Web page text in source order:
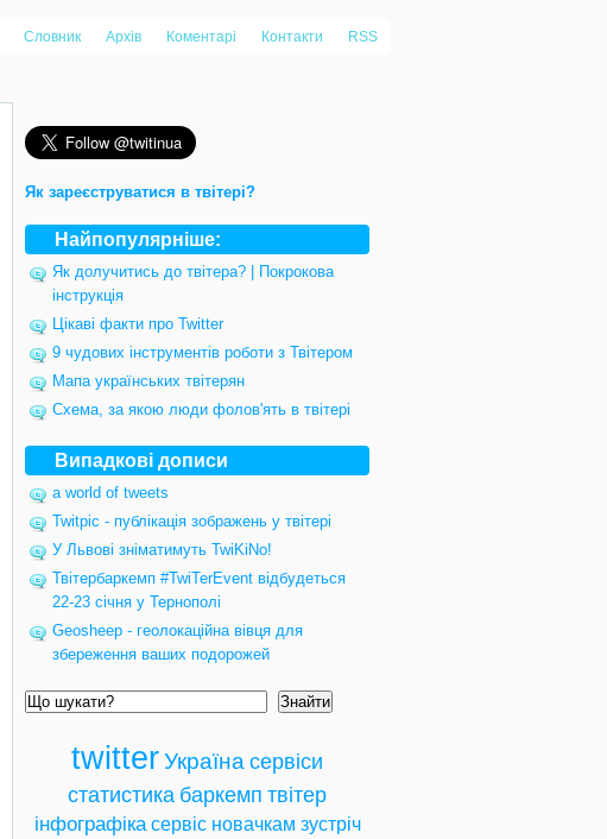
Словник Архів Коментарі Контакти RSS
Як зареєструватися в твітері?
Найпопулярніше:
Як долучитись до твітера? | Покрокова
інструкція
Цікаві факти про Twitter
9 чудових інструментів роботи з Твітером
Мапа українських твітерян
Схема, за якою люди фолов'ять в твітері
Випадкові дописи
a world of tweets
Twitpic - публікація зображень у твітері
У Львові зніматимуть TwiKiNo!
Твітербаркемп #TwiTerEvent відбудеться
22-23 січня у Тернополі
Geosheep - геолокаційна вівця для
збереження ваших подорожей
Знайти
twitterУкраїна сервіси
статистика баркемп твітер
інфографіка сервіс новачкам зустріч